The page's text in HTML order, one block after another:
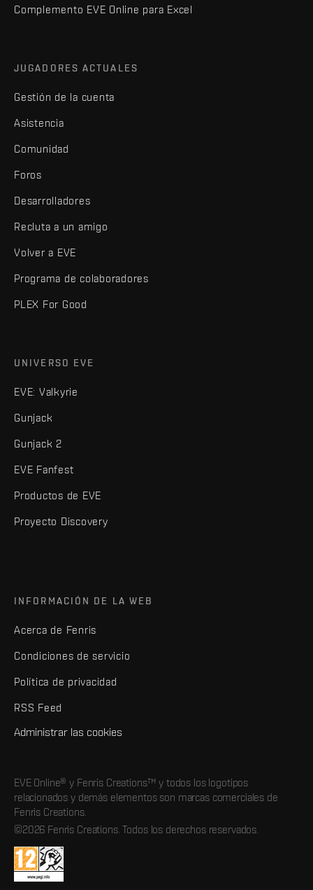
Complemento EVE Online para Excel
JUGADORES ACTUALES
Gestión de la cuenta
Asistencia
Comunidad
Foros
Desarrolladores
Recluta a un amigo
Volver a EVE
Programa de colaboradores
PLEX For Good
UNIVERSO EVE
EVE: Valkyrie
Gunjack
Gunjack 2
EVE Fanfest
Productos de EVE
Proyecto Discovery
INFORMACIÓN DE LA WEB
Acerca de Fenris
Condiciones de servicio
Política de privacidad
RSS Feed
Administrar las cookies
EVE Online® y Fenris Creations™ y todos los logotipos
relacionados y demás elementos son marcas comerciales de
Fenris Creations.
©2026 Fenris Creations. Todos los derechos reservados.